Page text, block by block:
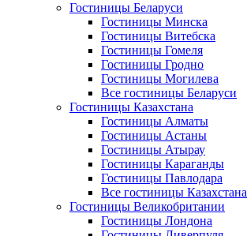
Гостиницы Беларуси
Гостиницы Минска
Гостиницы Витебска
Гостиницы Гомеля
Гостиницы Гродно
Гостиницы Могилева
Все гостиницы Беларуси
Гостиницы Казахстана
Гостиницы Алматы
Гостиницы Астаны
Гостиницы Атырау
Гостиницы Караганды
Гостиницы Павлодара
Все гостиницы Казахстана
Гостиницы Великобритании
Гостиницы Лондона